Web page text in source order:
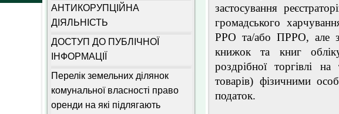
АНТИКОРУПЦІЙНА
ДІЯЛЬНІСТЬ
ДОСТУП ДО ПУБЛІЧНОЇ
ІНФОРМАЦІЇ
Перелік земельних ділянок
комунальної власності право
оренди на які підлягають
застосування
громадського
РРО та/або ПРРО, але з
книжок та книг
роздрібної торгівлі
товарів) фізичними
податок.